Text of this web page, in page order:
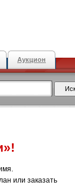
Аукцион
или заказать